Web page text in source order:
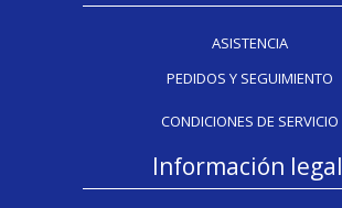
ASISTENCIA
PEDIDOS Y SEGUIMIENTO
CONDICIONES DE SERVICIO
Información legal